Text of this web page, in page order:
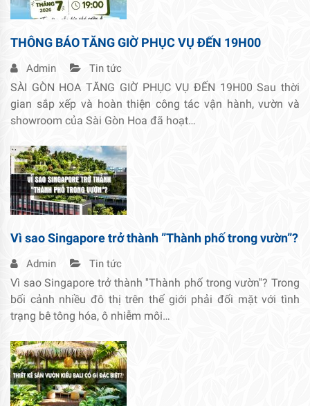
THÔNG BÁO TĂNG GIỜ PHỤC VỤ ĐẾN 19H00
Admin Tin tức
SÀI GÒN HOA TĂNG GIỜ PHỤC VỤ ĐẾN 19H00 Sau thời
gian sắp xếp và hoàn thiện công tác vận hành, vườn và
showroom của Sài Gòn Hoa đã hoạt…
Vì sao Singapore trở thành ”Thành phố trong vườn”?
Admin Tin tức
Vì sao Singapore trở thành ''Thành phố trong vườn''? Trong
bối cảnh nhiều đô thị trên thế giới phải đối mặt với tình
trạng bê tông hóa, ô nhiễm môi…